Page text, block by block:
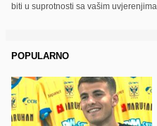
biti u suprotnosti sa vašim uvjerenjima.
POPULARNO